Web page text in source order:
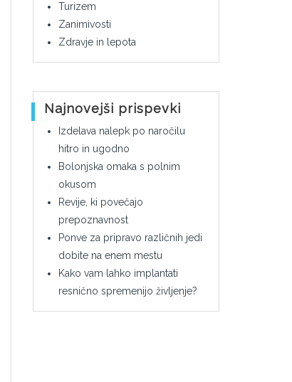
Turizem
Zanimivosti
Zdravje in lepota
Najnovejši prispevki
Izdelava nalepk po naročilu
hitro in ugodno
Bolonjska omaka s polnim
okusom
Revije, ki povečajo
prepoznavnost
Ponve za pripravo različnih jedi
dobite na enem mestu
Kako vam lahko implantati
resnično spremenijo življenje?